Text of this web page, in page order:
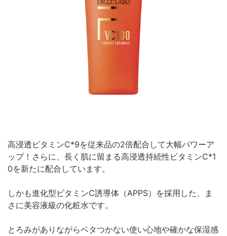
高浸透ビタミンC*9を従来品の2倍配合して大幅パワーア
ップ！さらに、長く肌に留まる高浸透持続性ビタミンC*1
0を新たに配合しています。
しかも進化型ビタミンC誘導体（APPS）を採用した、ま
さに美容液級の化粧水です。
とろみがありながらベタつかない使い心地や確かな保湿感